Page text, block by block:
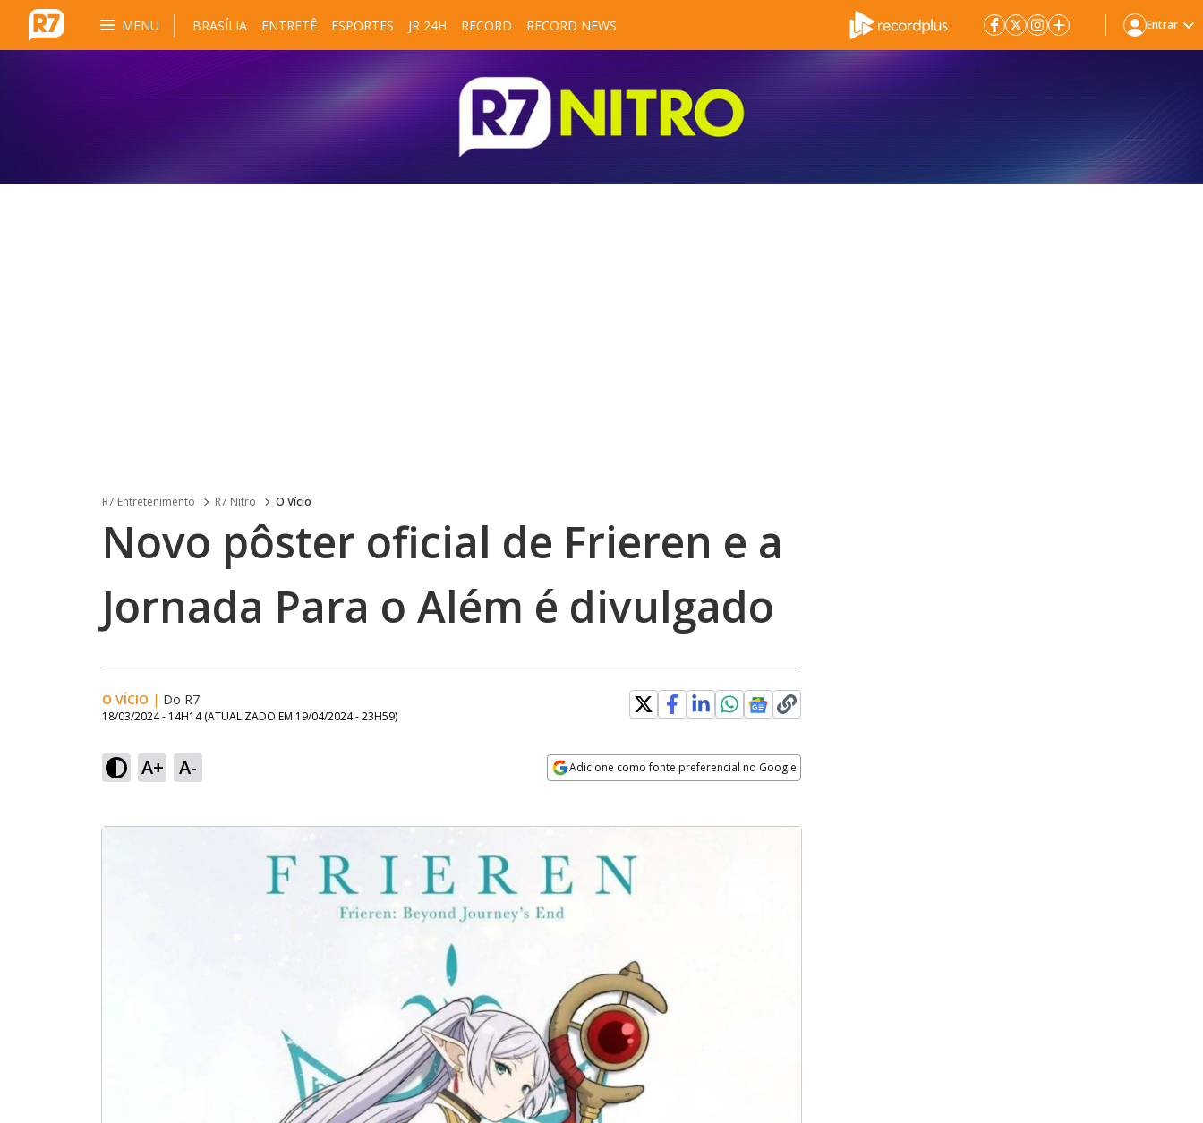
MENU BRASÍLIA ENTRETÊ ESPORTES JR 24H RECORD RECORD NEWS Entrar
R7 Entretenimento R7 Nitro O Vício
Novo pôster oficial de Frieren e a
Jornada Para o Além é divulgado
O VÍCIO | Do R7
18/03/2024 - 14H14 (ATUALIZADO EM 19/04/2024 - 23H59)
A+ A- Adicione como fonte preferencial no Google